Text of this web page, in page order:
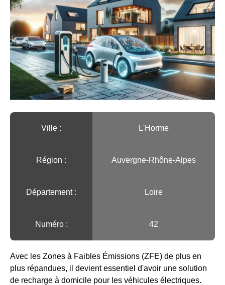
Ville :️ L'Horme
Région :️ Auvergne-Rhône-Alpes
Département : Loire
Numéro : 42
Avec les Zones à Faibles Émissions (ZFE) de plus en
plus répandues, il devient essentiel d'avoir une solution
de recharge à domicile pour les véhicules électriques.